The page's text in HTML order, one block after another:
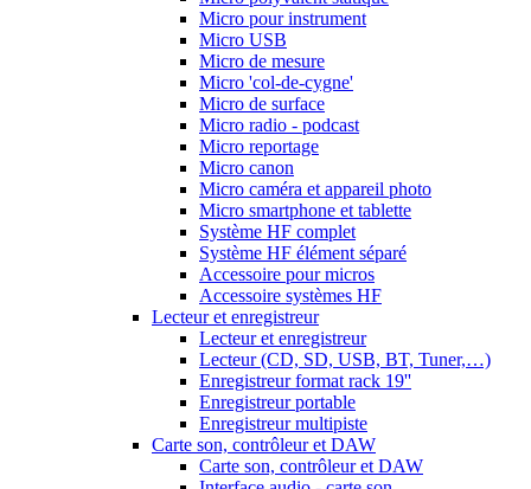
Micro pour instrument
Micro USB
Micro de mesure
Micro 'col-de-cygne'
Micro de surface
Micro radio - podcast
Micro reportage
Micro canon
Micro caméra et appareil photo
Micro smartphone et tablette
Système HF complet
Système HF élément séparé
Accessoire pour micros
Accessoire systèmes HF
Lecteur et enregistreur
Lecteur et enregistreur
Lecteur (CD, SD, USB, BT, Tuner,…)
Enregistreur format rack 19''
Enregistreur portable
Enregistreur multipiste
Carte son, contrôleur et DAW
Carte son, contrôleur et DAW